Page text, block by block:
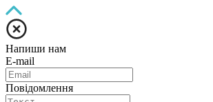
Напиши нам
E-mail
Повідомлення